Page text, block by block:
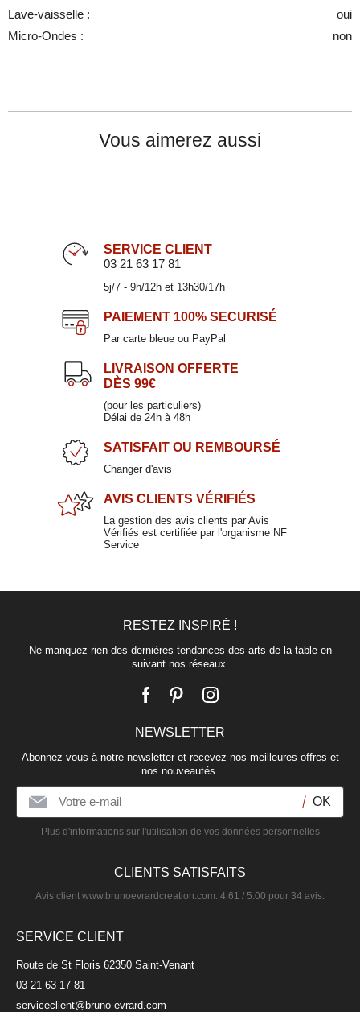
Lave-vaisselle :
oui
Micro-Ondes :
non
Vous aimerez aussi
Verre à vin 47cl
SERVICE CLIENT
03 21 63 17 81
5j/7 - 9h/12h et 13h30/17h
PAIEMENT 100% SECURISÉ
Par carte bleue ou PayPal
LIVRAISON OFFERTE
DÈS 99€
(pour les particuliers)
Délai de 24h à 48h
SATISFAIT OU REMBOURSÉ
Changer d'avis
AVIS CLIENTS VÉRIFIÉS
La gestion des avis clients par Avis
Vérifiés est certifiée par l'organisme NF
Service
RESTEZ INSPIRÉ !
Ne manquez rien des dernières tendances des arts de la table en
suivant nos réseaux.
NEWSLETTER
Abonnez-vous à notre newsletter et recevez nos meilleures offres et
nos nouveautés.
Plus d'informations sur l'utilisation de vos données personnelles
CLIENTS SATISFAITS
Avis client www.brunoevrardcreation.com: 4.61 / 5.00 pour 34 avis.
SERVICE CLIENT
Route de St Floris 62350 Saint-Venant
03 21 63 17 81
serviceclient@bruno-evrard.com